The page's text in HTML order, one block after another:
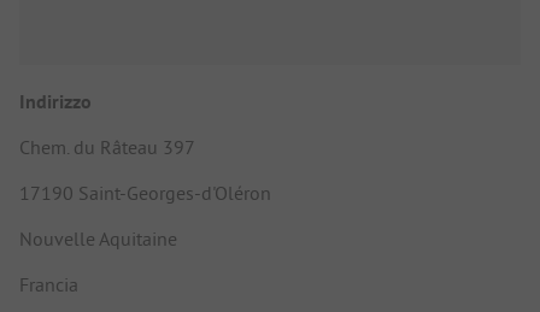
Indirizzo
Chem. du Râteau 397
17190 Saint-Georges-d'Oléron
Nouvelle Aquitaine
Francia